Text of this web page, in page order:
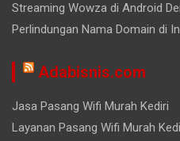
Streaming Wowza di Android
Perlindungan Nama Domain di
Adabisnis.com
Jasa Pasang Wifi Murah Kediri
Layanan Pasang Wifi Murah